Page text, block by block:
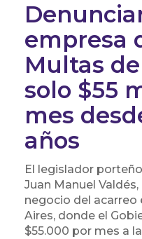
empresa
Multas
solo $55
mes
años
El legislador
Juan Manuel
negocio del acarreo
Aires, donde el
$55.000 por mes a